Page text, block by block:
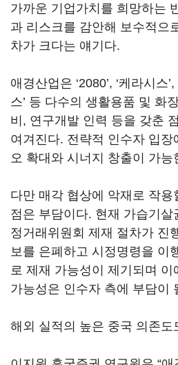
가까운 기업가치를 희망하는
과 리스크를 감안해 보수적으
차가 크다는 얘기다.
애경산업은 ‘2080’, ‘케라시스’,
스’ 등 다수의 생활용품 및 화
비, 연구개발 인력 등을 갖춘
여겨진다. 전략적 인수자 입장
오 확대와 시너지 창출이 가능
다만 매각 협상에 악재로 작
점은 부담이다. 현재 가습기
정거래위원회 제재 절차가 진
보를 은폐하고 시정명령을 이
로 제재 가능성이 제기되며 이
가능성은 인수자 측에 부담이
해외 실적의 높은 중국 의존도